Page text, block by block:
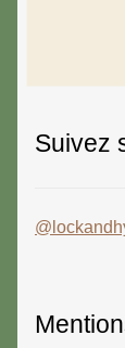
Suivez